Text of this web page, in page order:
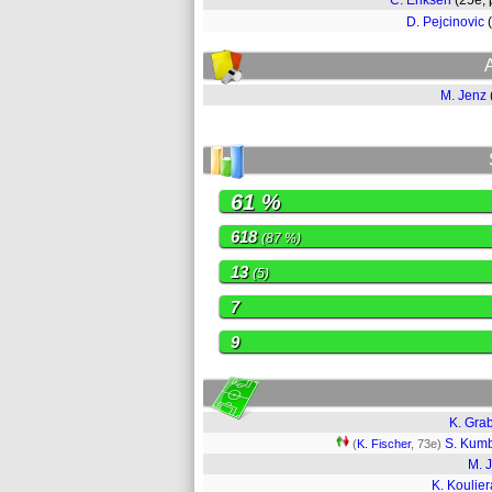
D. Pejcinovic
M. Jenz
61 %
618(87 %)
13(5)
7
9
K.
(K. Fischer, 73e) S.
M.
K.